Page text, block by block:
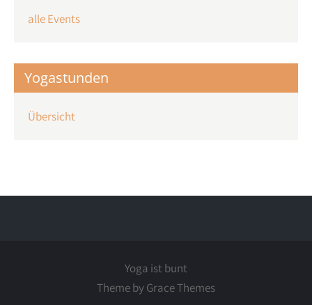
alle Events
Yogastunden
Übersicht
Yoga ist bunt
Theme by Grace Themes